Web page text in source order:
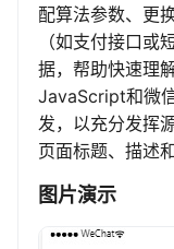
配算法参数、更
（如支付接口或
据，帮助快速理
JavaScript和微
发，以充分发挥
页面标题、描述
图片演示